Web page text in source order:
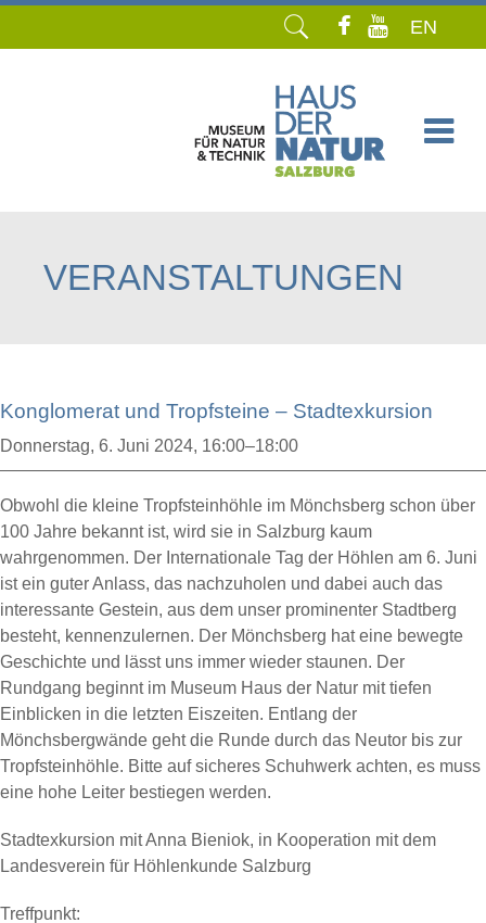
EN
VERANSTALTUNGEN
Konglomerat und Tropfsteine – Stadtexkursion
Donnerstag, 6. Juni 2024, 16:00–18:00
Obwohl die kleine Tropfsteinhöhle im Mönchsberg schon über
100 Jahre bekannt ist, wird sie in Salzburg kaum
wahrgenommen. Der Internationale Tag der Höhlen am 6. Juni
ist ein guter Anlass, das nachzuholen und dabei auch das
interessante Gestein, aus dem unser prominenter Stadtberg
besteht, kennenzulernen. Der Mönchsberg hat eine bewegte
Geschichte und lässt uns immer wieder staunen. Der
Rundgang beginnt im Museum Haus der Natur mit tiefen
Einblicken in die letzten Eiszeiten. Entlang der
Mönchsbergwände geht die Runde durch das Neutor bis zur
Tropfsteinhöhle. Bitte auf sicheres Schuhwerk achten, es muss
eine hohe Leiter bestiegen werden.
Stadtexkursion mit Anna Bieniok, in Kooperation mit dem
Landesverein für Höhlenkunde Salzburg
Treffpunkt: